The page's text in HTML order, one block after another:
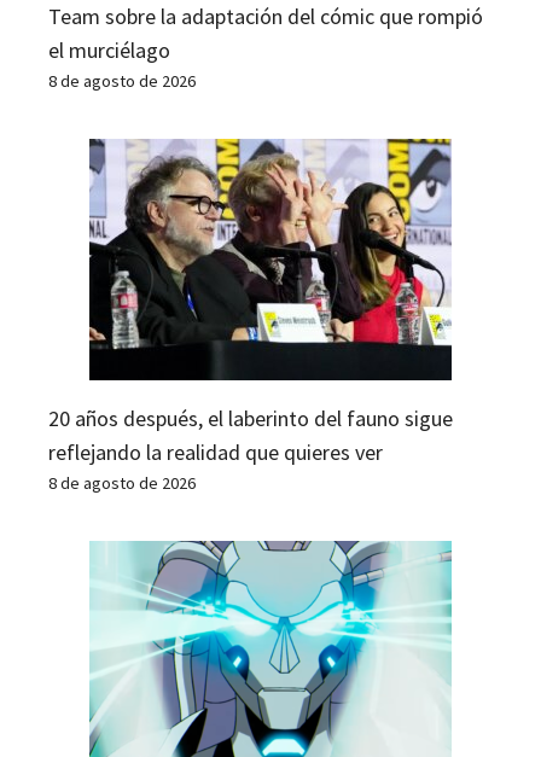
Team sobre la adaptación del cómic que rompió
el murciélago
8 de agosto de 2026
20 años después, el laberinto del fauno sigue
reflejando la realidad que quieres ver
8 de agosto de 2026